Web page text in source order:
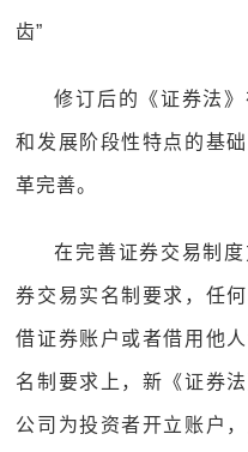
齿”
修订后的《证券法
和发展阶段性特点的基
革完善。
在完善证券交易制
券交易实名制要求，任
借证券账户或者借用他
名制要求上，新《证券
公司为投资者开立账户